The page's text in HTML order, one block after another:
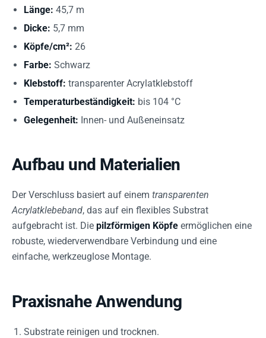
Länge: 45,7 m
Dicke: 5,7 mm
Köpfe/cm²: 26
Farbe: Schwarz
Klebstoff: transparenter Acrylatklebstoff
Temperaturbeständigkeit: bis 104 °C
Gelegenheit: Innen- und Außeneinsatz
Aufbau und Materialien
Der Verschluss basiert auf einem transparenten
Acrylatklebeband, das auf ein flexibles Substrat
aufgebracht ist. Die pilzförmigen Köpfe ermöglichen eine
robuste, wiederverwendbare Verbindung und eine
einfache, werkzeuglose Montage.
Praxisnahe Anwendung
Substrate reinigen und trocknen.